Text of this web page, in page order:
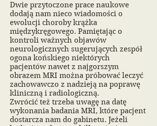
Dwie przytoczone prace naukowe
dodają nam nieco wiadomości o
ewolucji choroby krążka
międzykręgowego. Pamiętając o
kontroli ważnych objawów
neurologicznych sugerujących zespół
ogona końskiego niektórych
pacjentów nawet z najgorszym
obrazem MRI można próbować leczyć
zachowawczo z nadzieją na poprawę
kliniczną i radiologiczną.
Zwrócić też trzeba uwagę na datę
wykonania badania MRI, które pacjent
dostarcza nam do gabinetu. Jeżeli